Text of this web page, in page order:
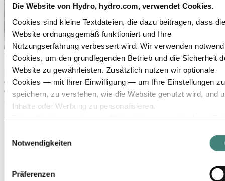
Die Website von Hydro, hydro.com, verwendet Cookies.
Cookies sind kleine Textdateien, die dazu beitragen, dass die
Website ordnungsgemäß funktioniert und Ihre
Nutzungserfahrung verbessert wird. Wir verwenden
Cookies, um den grundlegenden Betrieb und die Sicherheit
Website zu gewährleisten. Zusätzlich nutzen wir optionale
Cookies — mit Ihrer Einwilligung — um Ihre Einstellungen zu
speichern, zu verstehen, wie die Website genutzt wird, und
Inhalte oder Werbung zu personalisieren.
Diese Drittanbieter können die Informationen, die sie über
kombinieren, die Sie ihnen bereitgestellt haben oder die sie
Ihre Nutzung ihrer Dienste gesammelt haben. Der
Notwendigkeiten
Präferenzen
Über Hydro
Hydro ist ein führendes Unternehmen für Aluminium und
erneuerbare Energien, das Unternehmen und Partnerschaften für
eine nachhaltigere Zukunft aufbaut. Wir beschäftigen
32.000 Mitarbeiter an mehr als 140 Standorten in 40 Ländern.
Über Aluminium
Zu:Energy